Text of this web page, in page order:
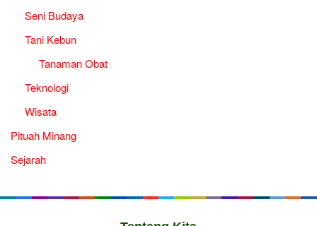
Seni Budaya
Tani Kebun
Tanaman Obat
Teknologi
Wisata
Pituah Minang
Sejarah